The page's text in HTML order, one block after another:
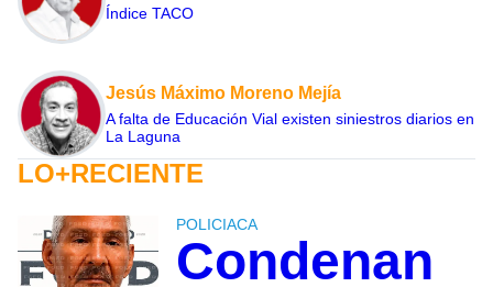
Índice TACO
Jesús Máximo Moreno Mejía
A falta de Educación Vial existen siniestros diarios en
La Laguna
LO+RECIENTE
POLICIACA
Condenan